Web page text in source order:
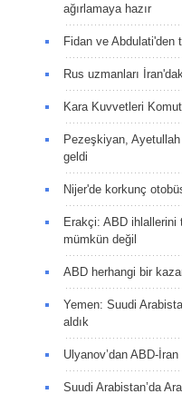
ağırlamaya hazır
Fidan ve Abdulati'den
Rus uzmanları
Kara Kuvvetleri
Pezeşkiyan,
geldi
Nijer'de korkunç
Erakçi: ABD
mümkün değil
ABD herhangi bir
Yemen: Suudi
aldık
Ulyanov’dan ABD-
Suudi Arabistan’da